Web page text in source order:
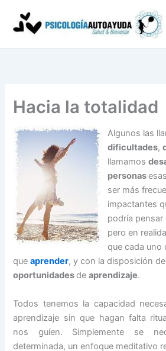
contenido
Hacia la totalidad
Algunos las
dificultades,
llamamos
personas
ser más
impactantes
podría pensar
pero en
que cada uno
queaprender, y con la disposición
oportunidadesdeaprendizaje.
Todos tenemos la capacidad
aprendizaje sin que hagan falta
nos guíen. Simplemente se
determinada, un enfoque meditativo